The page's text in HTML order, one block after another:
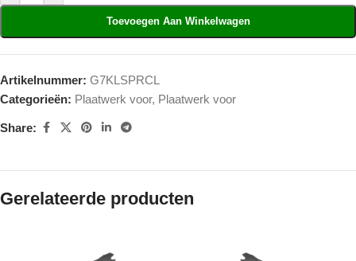
Toevoegen Aan Winkelwagen
Artikelnummer: G7KLSPRCL
Categorieën: Plaatwerk voor, Plaatwerk voor
Share:
Gerelateerde producten